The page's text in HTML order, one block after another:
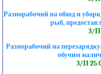
Разнорабочий на обход и
рыб,
З/П
Разнорабочий на
обучим
З/П 25